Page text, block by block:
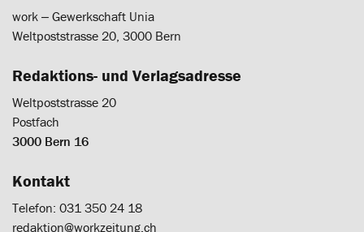
work ‒ Gewerkschaft Unia
Weltpoststrasse 20, 3000 Bern
Redaktions- und Verlagsadresse
Weltpoststrasse 20
Postfach
3000 Bern 16
Kontakt
Telefon: 031 350 24 18
redaktion@workzeitung.ch